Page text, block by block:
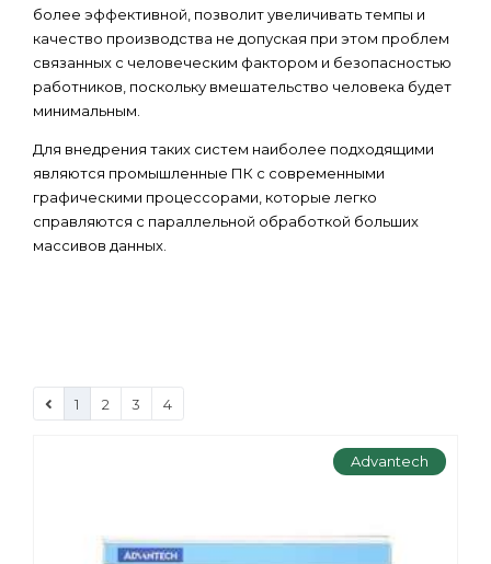
более эффективной, позволит увеличивать темпы и
качество производства не допуская при этом проблем
связанных с человеческим фактором и безопасностью
работников, поскольку вмешательство человека будет
минимальным.
Для внедрения таких систем наиболее подходящими
являются промышленные ПК с современными
графическими процессорами, которые легко
справляются с параллельной обработкой больших
массивов данных.
1 2 3 4
Advantech